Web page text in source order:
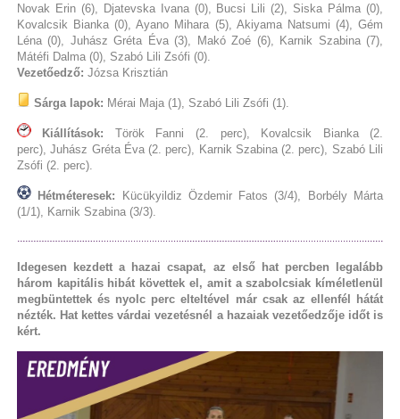
Novak Erin (6), Djatevska Ivana (0), Bucsi Lili (2), Siska Pálma (0),
Kovalcsik Bianka (0), Ayano Mihara (5), Akiyama Natsumi (4), Gém
Léna (0), Juhász Gréta Éva (3), Makó Zoé (6), Karnik Szabina (7),
Mátéfi Dalma (0), Szabó Lili Zsófi (0).
Vezetőedző: Józsa Krisztián
Sárga lapok: Mérai Maja (1), Szabó Lili Zsófi (1).
Kiállítások: Török Fanni (2. perc), Kovalcsik Bianka (2.
perc), Juhász Gréta Éva (2. perc), Karnik Szabina (2. perc), Szabó Lili
Zsófi (2. perc).
Hétméteresek:
Kücükyildiz Özdemir Fatos (3/4), Borbély Márta
(1/1), Karnik Szabina (3/3).
Idegesen kezdett a hazai csapat, az első hat percben legalább
három kapitális hibát követtek el, amit a szabolcsiak kíméletlenül
megbüntettek és nyolc perc elteltével már csak az ellenfél hátát
nézték. Hat kettes várdai vezetésnél a hazaiak vezetőedzője időt is
kért.